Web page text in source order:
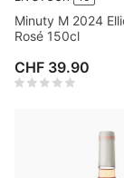
Minuty M 2024
Rosé 150cl
CHF 39.90